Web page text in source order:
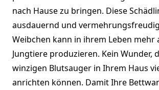
nach Hause zu bringen. Diese
ausdauernd und
Weibchen kann in ihrem Leben mehr
Jungtiere produzieren. Kein Wunder,
winzigen Blutsauger in Ihrem Haus
anrichten können. Damit Ihre